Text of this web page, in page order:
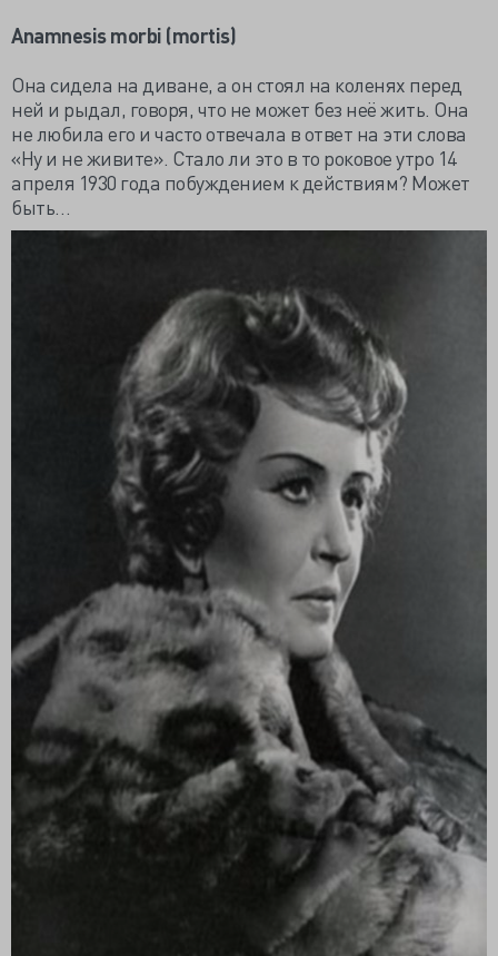
Anamnesis morbi (mortis)
Она сидела на диване, а он стоял на коленях перед
ней и рыдал, говоря, что не может без неё жить. Она
не любила его и часто отвечала в ответ на эти слова
«Ну и не живите». Стало ли это в то роковое утро 14
апреля 1930 года побуждением к действиям? Может
быть…